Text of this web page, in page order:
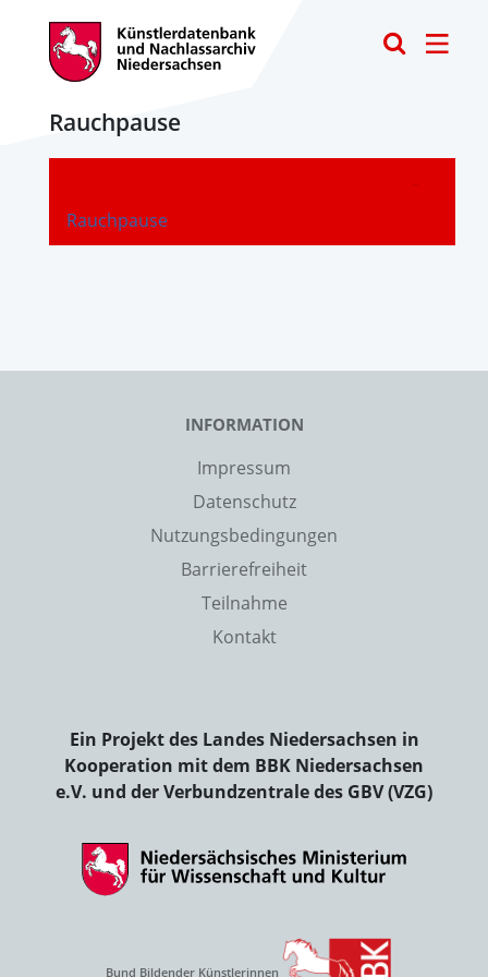
Rauchpause
Rauchpause
-
INFORMATION
Impressum
Datenschutz
Nutzungsbedingungen
Barrierefreiheit
Teilnahme
Kontakt
Ein Projekt des Landes Niedersachsen in
Kooperation mit dem BBK Niedersachsen
e.V. und der Verbundzentrale des GBV (VZG)
Bund Bildender Künstlerinnen